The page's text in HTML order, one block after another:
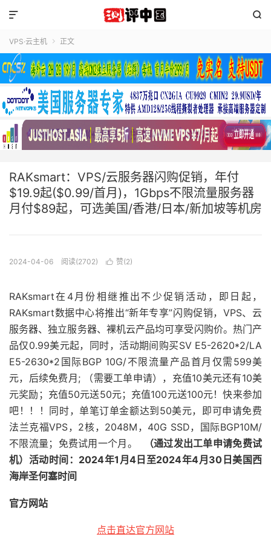


VPS·云主机  正文
RAKsmart：VPS/云服务器闪购促销，年付
$19.9起($0.99/首月)，1Gbps不限流量服务器
月付$89起，可选美国/香港/日本/新加坡等机房
2024-04-06 阅读(2702)  赞(2)
RAKsmart在4月份相继推出不少促销活动，即日起，
RAKsmart数据中心将推出“新年专享”闪购促销，VPS、云
服务器、独立服务器、裸机云产品均可享受闪购价。热门产
品仅0.99美元起，同时，活动期间购买SV E5-2620*2/LA
E5-2630*2国际BGP 10G/不限流量产品首月仅需599美
元，后续免费月; （需要工单申请），充值10美元还有10美
元奖励；充值50元送50元；充值100元送100元！快来参加
吧！！！同时，单笔订单金额达到50美元，即可申请免费
法兰克福VPS，2核，2048M，40G SSD，国际BGP10M/
不限流量；免费试用一个月。
（通过发出工单申请免费试
机） 活动时间：2024年1月4日至2024年4月30日美国西
海岸圣何塞时间
官方网站
点击直达官方网站